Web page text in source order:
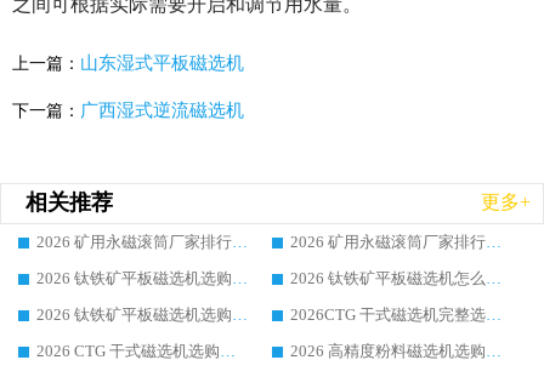
之间可根据实际需要开启和调节用水量。
上一篇： 山东湿式平板磁选机
下一篇： 广西湿式逆流磁选机
相关推荐 更多+
2026 矿用永磁滚筒厂家排行榜选购干货指南 行业口碑标杆华体会手机网页版-华体会(中国) 实力出众
2026 矿用永磁滚筒厂家排行榜选购指南，行业口碑领域强者华体会手机网页版-华体会(中国)
2026 钛铁矿平板磁选机选购全攻略 市场公认优质品牌厂家实力排行榜
2026 钛铁矿平板磁选机怎么选 靠谱生产企业实力排行榜选购参考攻略
2026 钛铁矿平板磁选机选购指南 行业口碑优选品牌生产企业实力排行榜
2026CTG 干式磁选机完整选购指南 行业口碑顶尖靠谱生产龙头厂家实力推荐
2026 CTG 干式磁选机选购指南|行业口碑靠谱生产厂家领域强者推荐
2026 高精度粉料磁选机选购全攻略 行业优质品牌华体会手机网页版-华体会(中国) 实力深度解析